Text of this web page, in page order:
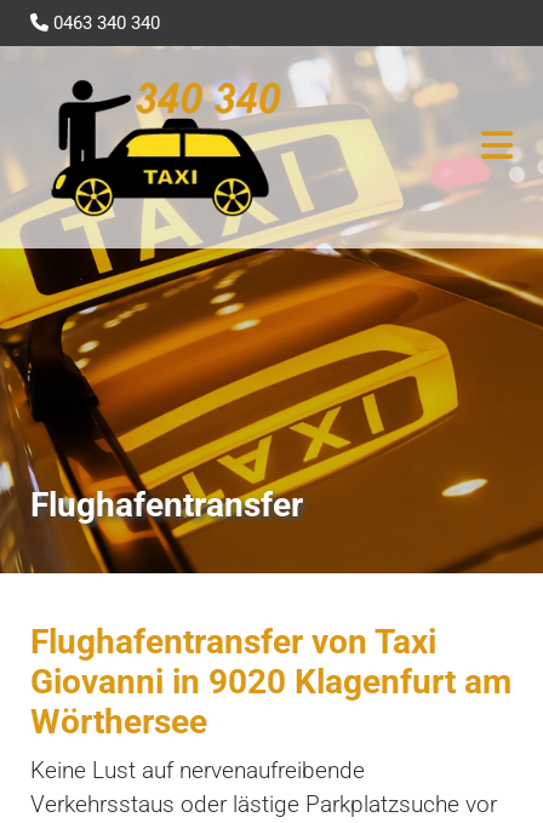
 0463 340 340
Flughafentransfer
Flughafentransfer von Taxi
Giovanni in 9020 Klagenfurt am
Wörthersee
Keine Lust auf nervenaufreibende
Verkehrsstaus oder lästige Parkplatzsuche vor